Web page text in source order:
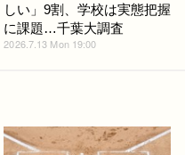
しい」9割、学校は実態把握
に課題…千葉大調査
2026.7.13 Mon 19:00